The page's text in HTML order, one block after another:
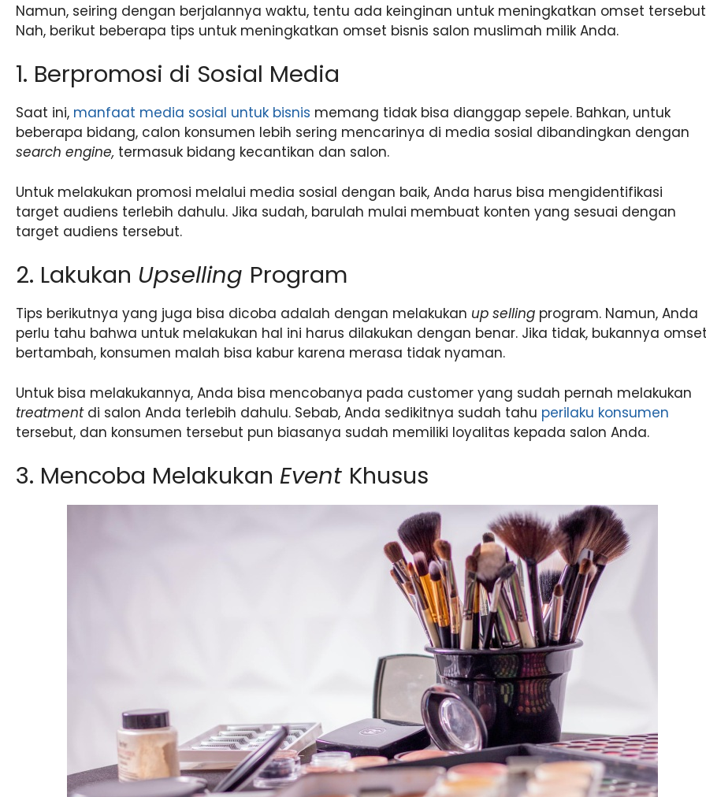
Namun, seiring dengan berjalannya waktu, tentu ada keinginan untuk meningkatkan omset
Nah, berikut beberapa tips untuk meningkatkan omset bisnis salon muslimah milik Anda.
1. Berpromosi di Sosial Media
Saat ini, manfaat media sosial untuk bisnis memang tidak bisa dianggap sepele. Bahkan, untuk
beberapa bidang, calon konsumen lebih sering mencarinya di media sosial dibandingkan dengan
search engine, termasuk bidang kecantikan dan salon.
Untuk melakukan promosi melalui media sosial dengan baik, Anda harus bisa mengidentifikasi
target audiens terlebih dahulu. Jika sudah, barulah mulai membuat konten yang sesuai dengan
target audiens tersebut.
2. Lakukan Upselling Program
Tips berikutnya yang juga bisa dicoba adalah dengan melakukan up selling program. Namun, Anda
perlu tahu bahwa untuk melakukan hal ini harus dilakukan dengan benar. Jika tidak, bukannya
bertambah, konsumen malah bisa kabur karena merasa tidak nyaman.
Untuk bisa melakukannya, Anda bisa mencobanya pada customer yang sudah pernah melakukan
treatment di salon Anda terlebih dahulu. Sebab, Anda sedikitnya sudah tahu perilaku konsumen
tersebut, dan konsumen tersebut pun biasanya sudah memiliki loyalitas kepada salon Anda.
3. Mencoba Melakukan Event Khusus